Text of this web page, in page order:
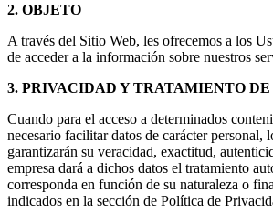
2. OBJETO
A través del Sitio Web, les ofrecemos a los
de acceder a la información sobre nuestros
3. PRIVACIDAD Y TRATAMIENTO DE
Cuando para el acceso a determinados
necesario facilitar datos de carácter personal,
garantizarán su veracidad, exactitud,
empresa dará a dichos datos el tratamiento
corresponda en función de su naturaleza o
indicados en la sección de Política de